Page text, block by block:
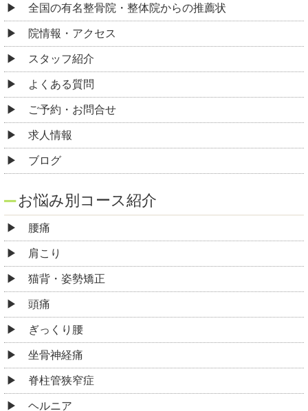
求人情報
ブログ
お悩み別コース紹介
腰痛
肩こり
猫背・姿勢矯正
頭痛
ぎっくり腰
坐骨神経痛
脊柱管狭窄症
ヘルニア
四十肩・五十肩
指の痛み・腱鞘炎
股関節痛・変形性股関節症
膝痛・変形性膝関節症
自律神経失調症